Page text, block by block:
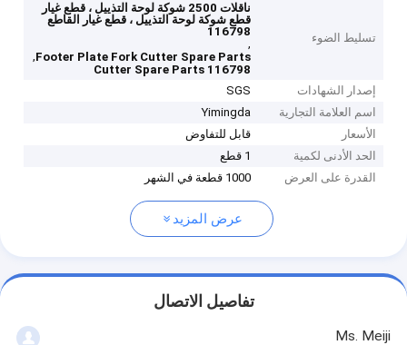
تسليط الضوء
ناقلات 2500 شوكة لوحة التذييل ، قطع غيار
قطع شوكة لوحة التذييل ، قطع غيار القاطع
116798
,
Footer Plate Fork Cutter Spare Parts
,
116798 Cutter Spare Parts
إصدار الشهادات
SGS
اسم العلامة التجارية
Yimingda
الأسعار
قابل للتفاوض
الحد الأدنى لكمية
1 قطع
القدرة على العرض
1000 قطعة في الشهر
عرض المزيد
تفاصيل الاتصال
Ms. Meiji